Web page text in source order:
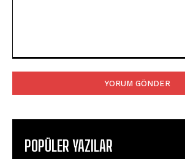
POPÜLER YAZILAR